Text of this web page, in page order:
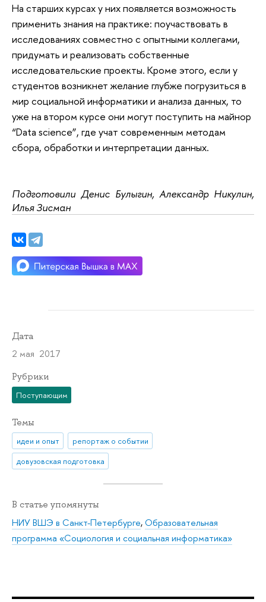
На старших курсах у них появляется возможность
применить знания на практике: поучаствовать в
исследованиях совместно с опытными коллегами,
придумать и реализовать собственные
исследовательские проекты. Кроме этого, если у
студентов возникнет желание глубже погрузиться в
мир социальной информатики и анализа данных, то
уже на втором курсе они могут поступить на майнор
“Data science”, где учат современным методам
сбора, обработки и интерпретации данных.
Подготовили Денис Булыгин, Александр Никулин,
Илья Зисман
Дата
2 мая 2017
Рубрики
Поступающим
Темы
идеи и опыт
репортаж о событии
довузовская подготовка
В статье упомянуты
НИУ ВШЭ в Санкт-Петербурге,Образовательная
программа «Социология и социальная информатика»